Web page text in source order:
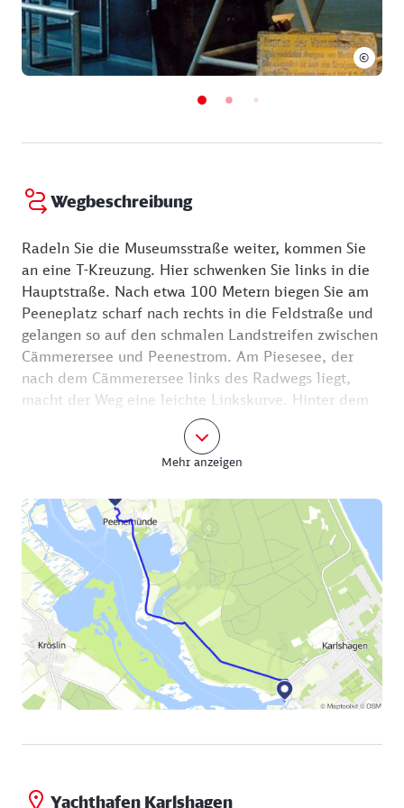
Denkmal Mecklenburg-Vorpommerns - zu besichtigen
ist.
©
Wegbeschreibung
Radeln Sie die Museumsstraße weiter, kommen Sie
an eine T-Kreuzung. Hier schwenken Sie links in die
Hauptstraße. Nach etwa 100 Metern biegen Sie am
Peeneplatz scharf nach rechts in die Feldstraße und
gelangen so auf den schmalen Landstreifen zwischen
Cämmerersee und Peenestrom. Am Piesesee, der
nach dem Cämmerersee links des Radwegs liegt,
macht der Weg eine leichte Linkskurve. Hinter dem
kleinen Piesesee befinden sich in der Landschaft
einige Bunkeranlagen, die man an den wallartigen
Erhebungen erkennt.
Sie kommen jetzt wieder nach Karlshagen hinein, nur
diesmal auf der dem Meer abgewandten Seite der
Insel. Frische Luft, Bewegung und geistige
Anregungen machen Hunger. Da empfiehlt sich eine
Pause im Restaurant Veermaster mit Blick auf den
Hafen.
Mehr anzeigen
Yachthafen Karlshagen